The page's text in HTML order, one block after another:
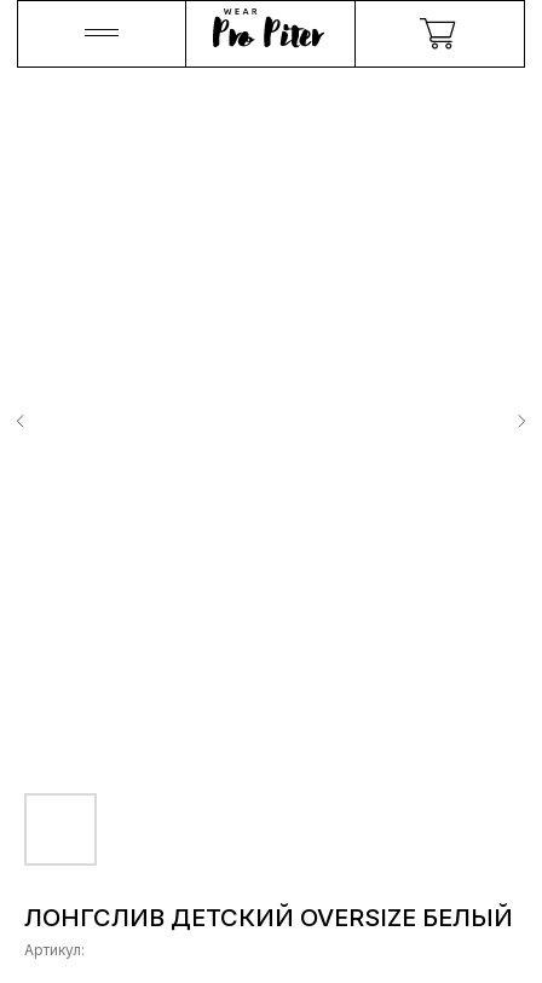
ЛОНГСЛИВ ДЕТСКИЙ OVERSIZE БЕЛЫЙ
Артикул: